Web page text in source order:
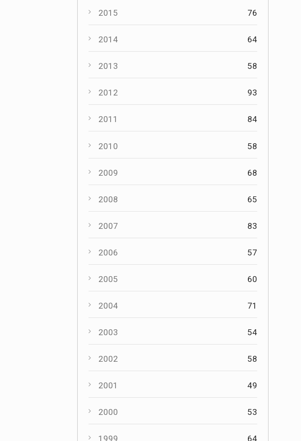
2015 76
2014 64
2013 58
2012 93
2011 84
2010 58
2009 68
2008 65
2007 83
2006 57
2005 60
2004 71
2003 54
2002 58
2001 49
2000 53
1999 64